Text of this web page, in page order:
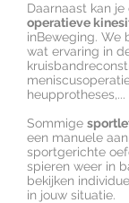
Daarnaast kan je
operatieve
inBeweging. We
wat ervaring in
heupprotheses,...
Sommige
een manuele
sportgerichte
spieren weer in
bekijken
in jouw situatie.